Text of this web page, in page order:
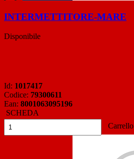
INTERMETTITORE-MARE
Disponibile
Id: 1017417
Codice: 79300611
Ean: 8001063095196
SCHEDA
Carrello